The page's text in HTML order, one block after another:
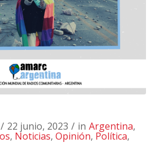
/ 22 junio, 2023 / in Argentina,
, Noticias, Opinión, Política,